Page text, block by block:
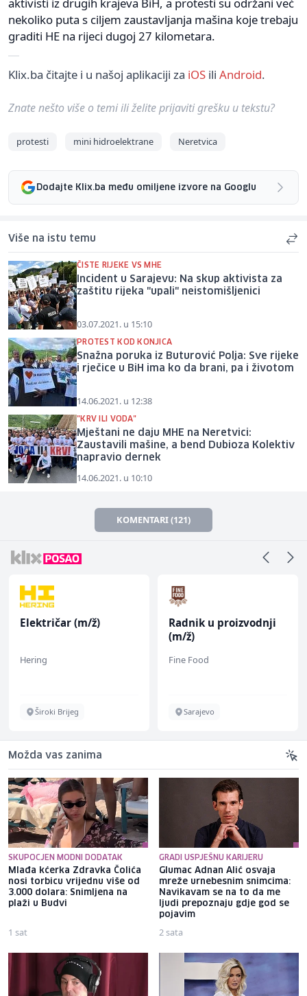
nekoliko puta s ciljem zaustavljanja mašina koje trebaju
graditi HE na rijeci dugoj 27 kilometara.
Klix.ba čitajte i u našoj aplikaciji za iOS ili Android.
Znate nešto više o temi ili želite prijaviti grešku u tekstu?
protesti mini hidroelektrane Neretvica
Dodajte Klix.ba među omiljene izvore na Googlu
Više na istu temu
ČISTE RIJEKE VS MHE
Incident u Sarajevu: Na skup aktivista za
zaštitu rijeka "upali" neistomišljenici
03.07.2021. u 15:10
PROTEST KOD KONJICA
Snažna poruka iz Buturović Polja: Sve rijeke
i rječice u BiH ima ko da brani, pa i životom
14.06.2021. u 12:38
"KRV ILI VODA"
Mještani ne daju MHE na Neretvici:
Zaustavili mašine, a bend Dubioza Kolektiv
napravio dernek
14.06.2021. u 10:10
KOMENTARI (121)
Električar (m/ž)
Hering
Široki Brijeg
Radnik u proizvodnji
(m/ž)
Fine Food
Sarajevo
Možda vas zanima
SKUPOCJEN MODNI DODATAK
Mlađa kćerka Zdravka Čolića
nosi torbicu vrijednu više od
3.000 dolara: Snimljena na
plaži u Budvi
1 sat
GRADI USPJEŠNU KARIJERU
Glumac Adnan Alić osvaja
mreže urnebesnim snimcima:
Navikavam se na to da me
ljudi prepoznaju gdje god se
pojavim
2 sata